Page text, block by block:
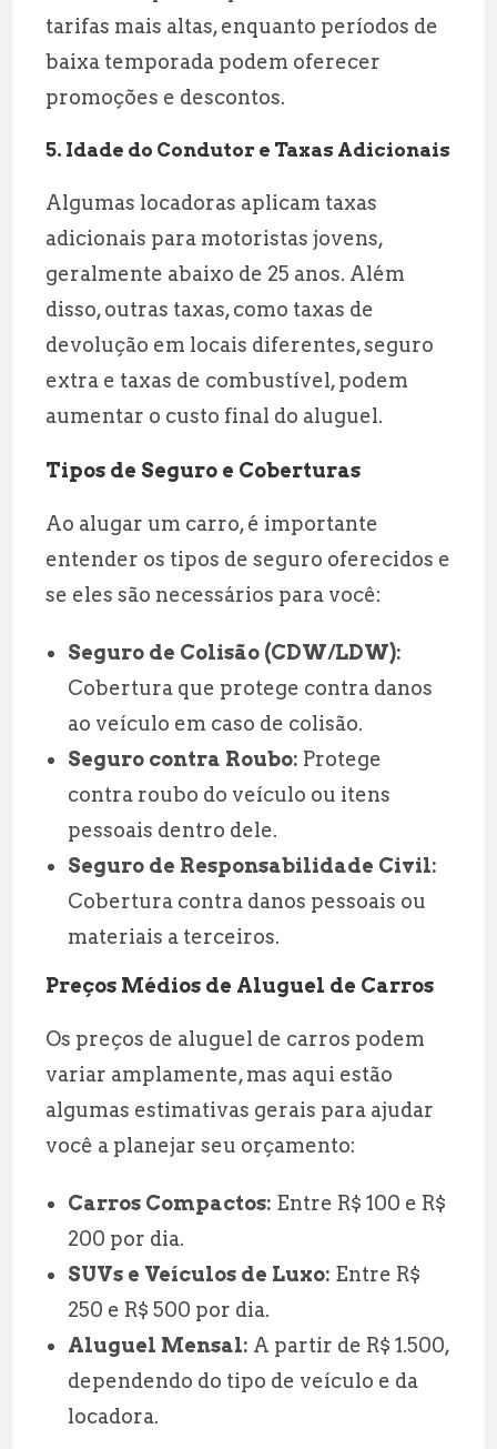
tarifas mais altas, enquanto períodos de
baixa temporada podem oferecer
promoções e descontos.
5. Idade do Condutor e Taxas Adicionais
Algumas locadoras aplicam taxas
adicionais para motoristas jovens,
geralmente abaixo de 25 anos. Além
disso, outras taxas, como taxas de
devolução em locais diferentes, seguro
extra e taxas de combustível, podem
aumentar o custo final do aluguel.
Tipos de Seguro e Coberturas
Ao alugar um carro, é importante
entender os tipos de seguro oferecidos e
se eles são necessários para você:
Seguro de Colisão (CDW/LDW):
Cobertura que protege contra danos
ao veículo em caso de colisão.
Seguro contra Roubo: Protege
contra roubo do veículo ou itens
pessoais dentro dele.
Seguro de Responsabilidade Civil:
Cobertura contra danos pessoais ou
materiais a terceiros.
Preços Médios de Aluguel de Carros
Os preços de aluguel de carros podem
variar amplamente, mas aqui estão
algumas estimativas gerais para ajudar
você a planejar seu orçamento:
Carros Compactos: Entre R$ 100 e R$
200 por dia.
SUVs e Veículos de Luxo: Entre R$
250 e R$ 500 por dia.
Aluguel Mensal: A partir de R$ 1.500,
dependendo do tipo de veículo e da
locadora.